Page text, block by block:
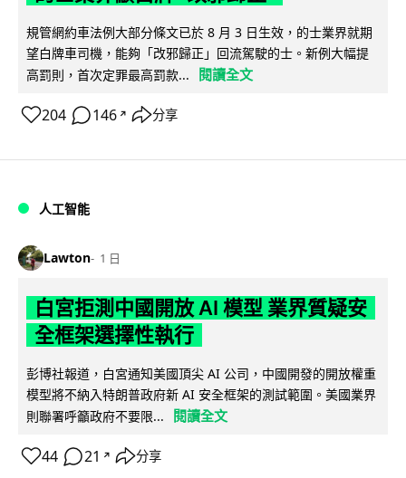
規管網約車法例大部分條文已於 8 月 3 日生效，的士業界就期
望白牌車司機，能夠「改邪歸正」回流駕駛的士。新例大幅提
高罰則，首次定罪最高罰款...
閱讀全文
204 146 ↗ 分享
人工智能
Lawton 1 日
白宮拒測中國開放 AI 模型 業界質疑安
全框架選擇性執行
彭博社報道，白宮通知美國頂尖 AI 公司，中國開發的開放權重
模型將不納入特朗普政府新 AI 安全框架的測試範圍。美國業界
則聯署呼籲政府不要限...
閱讀全文
44 21 ↗ 分享